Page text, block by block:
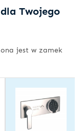
Twojego
jest w zamek